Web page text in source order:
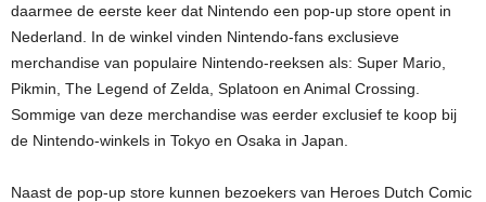
daarmee de eerste keer dat Nintendo een pop-up store opent in
Nederland. In de winkel vinden Nintendo-fans exclusieve
merchandise van populaire Nintendo-reeksen als: Super Mario,
Pikmin, The Legend of Zelda, Splatoon en Animal Crossing.
Sommige van deze merchandise was eerder exclusief te koop bij
de Nintendo-winkels in Tokyo en Osaka in Japan.
Naast de pop-up store kunnen bezoekers van Heroes Dutch Comic